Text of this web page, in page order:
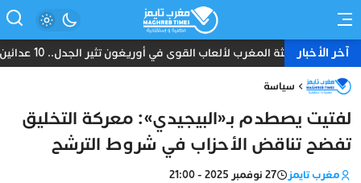
آخر الأخباربعثة المغرب لألعاب القوى في أوريغون تثير الجدل.. 10 عدائين ومدرب واحد دون طبيب أو إداري
سياسة
لفتيت يصطدم بـ«البيجيدي»: معركة التخليق
تفضح تناقض الأحزاب في شروط الترشح
مغرب تايمز 27 نوفمبر 2025 - 21:00